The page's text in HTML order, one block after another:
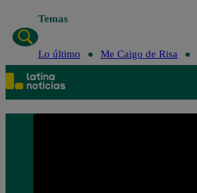
Temas
Lo último Me Caigo de Risa